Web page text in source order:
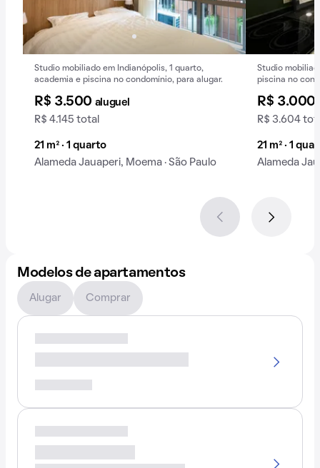
Studio mobiliado em Indianópolis, 1 quarto,
academia e piscina no condomínio, para alugar.
R$ 3.500 aluguel
R$ 4.145 total
21 m² · 1 quarto
Alameda Jauaperi, Moema · São Paulo
Studio
piscina no
R$ 3.000
R$ 3.604
21 m² · 1
Alameda
Modelos de apartamentos
Alugar Comprar